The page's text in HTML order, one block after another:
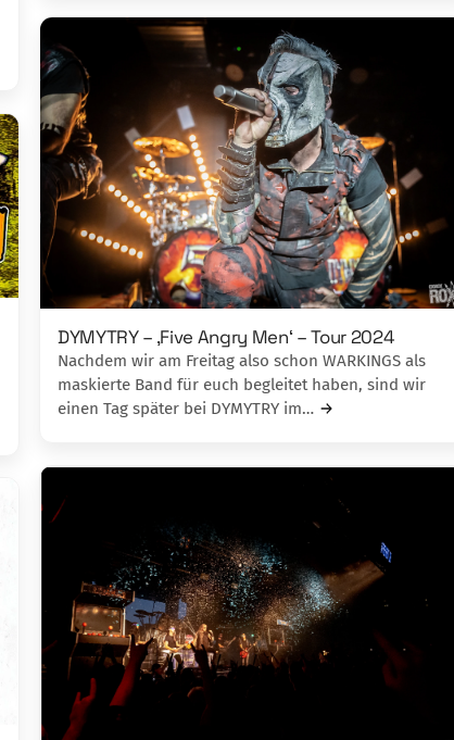
DYMYTRY – ‚Five Angry Men‘ – Tour 2024
Nachdem wir am Freitag also schon WARKINGS als
maskierte Band für euch begleitet haben, sind wir
einen Tag später bei DYMYTRY im…